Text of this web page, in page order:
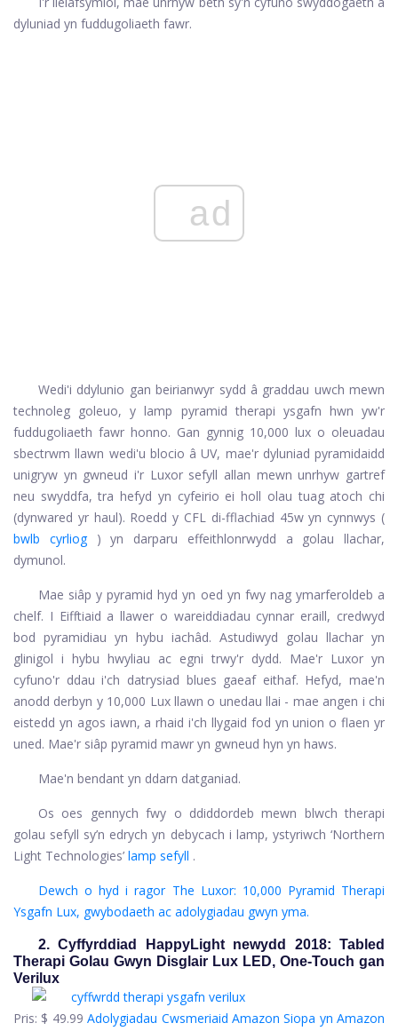
dyluniad yn fuddugoliaeth fawr.
ad
Wedi'i ddylunio gan beirianwyr sydd â graddau uwch mewn
technoleg goleuo, y lamp pyramid therapi ysgafn hwn yw'r
fuddugoliaeth fawr honno. Gan gynnig 10,000 lux o oleuadau
sbectrwm llawn wedi'u blocio â UV, mae'r dyluniad pyramidaidd
unigryw yn gwneud i'r Luxor sefyll allan mewn unrhyw gartref
neu swyddfa, tra hefyd yn cyfeirio ei holl olau tuag atoch chi
(dynwared yr haul). Roedd y CFL di-fflachiad 45w yn cynnwys (
bwlb cyrliog) yn darparu effeithlonrwydd a golau llachar,
dymunol.
Mae siâp y pyramid hyd yn oed yn fwy nag ymarferoldeb a
chelf. I Eifftiaid a llawer o wareiddiadau cynnar eraill, credwyd
bod pyramidiau yn hybu iachâd. Astudiwyd golau llachar yn
glinigol i hybu hwyliau ac egni trwy'r dydd. Mae'r Luxor yn
cyfuno'r ddau i'ch datrysiad blues gaeaf eithaf. Hefyd, mae'n
anodd derbyn y 10,000 Lux llawn o unedau llai - mae angen i chi
eistedd yn agos iawn, a rhaid i'ch llygaid fod yn union o flaen yr
uned. Mae'r siâp pyramid mawr yn gwneud hyn yn haws.
Mae'n bendant yn ddarn datganiad.
Os oes gennych fwy o ddiddordeb mewn blwch therapi
golau sefyll sy’n edrych yn debycach i lamp, ystyriwch ‘Northern
Light Technologies’ lamp sefyll .
Dewch o hyd i ragor The Luxor: 10,000 Pyramid Therapi
Ysgafn Lux, gwybodaeth ac adolygiadau gwyn yma.
2. Cyffyrddiad HappyLight newydd 2018: Tabled
Therapi Golau Gwyn Disglair Lux LED, One-Touch gan
Verilux
Pris: $ 49.99 Adolygiadau Cwsmeriaid Amazon Siopa yn Amazon